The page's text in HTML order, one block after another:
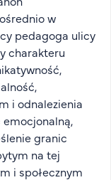
w
pedagoga ulicy
charakteru
i odnalezienia
granic
na tej
i społecznym